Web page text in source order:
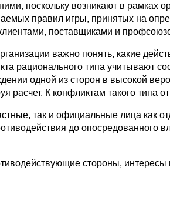
поскольку возникают в рамках
правил игры, принятых на
поставщиками и
важно понять, какие
рационального типа учитывают
одной из сторон в высокой
расчет. К конфликтам такого типа
так и официальные лица как
до
стороны,